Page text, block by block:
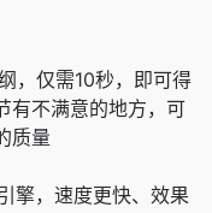
，仅需10秒，即可得
有不满意的地方，可
质量
擎，速度更快、效果